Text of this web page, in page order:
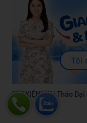
[SỰ KIỆN] Hội Thảo
2026
Tôi